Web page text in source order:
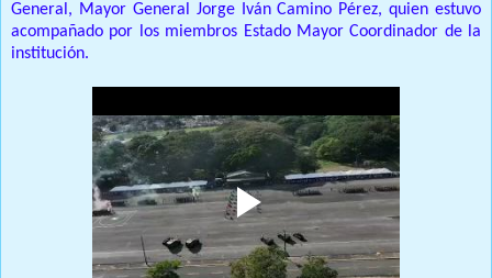
General, Mayor General Jorge Iván Camino Pérez, quien estuvo
acompañado por los miembros Estado Mayor Coordinador de la
institución.